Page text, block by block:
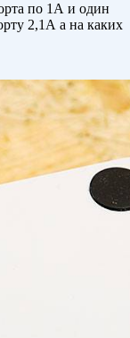
по 1А и один
2,1А а на каких